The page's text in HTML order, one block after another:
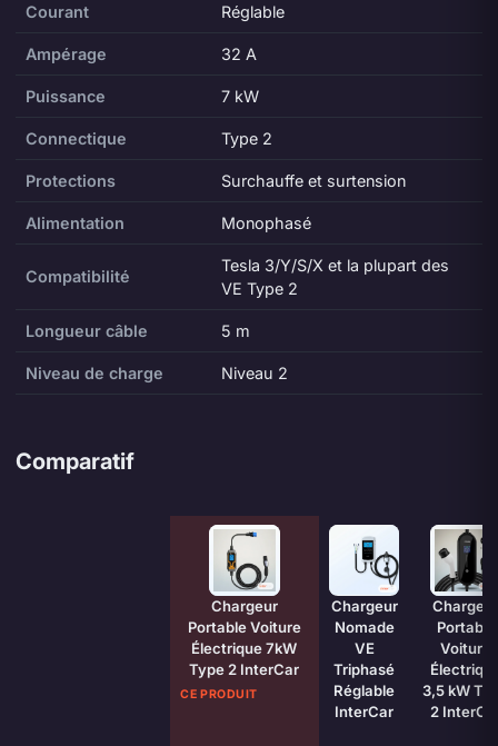
Courant Réglable
Ampérage 32 A
Puissance 7 kW
Connectique Type 2
Protections Surchauffe et surtension
Alimentation Monophasé
Compatibilité
Tesla 3/Y/S/X et la plupart des
VE Type 2
Longueur câble 5 m
Niveau de charge Niveau 2
Comparatif
Chargeur
Portable Voiture
Électrique 7kW
Type 2 InterCar
CE PRODUIT
Chargeur
Nomade
VE
Triphasé
Réglable
InterCar
Portable
Voiture
3,5 kW
2